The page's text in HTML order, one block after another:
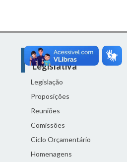
Atividade
Legislativa
Legislação
Proposições
Reuniões
Comissões
Ciclo Orçamentário
Homenagens